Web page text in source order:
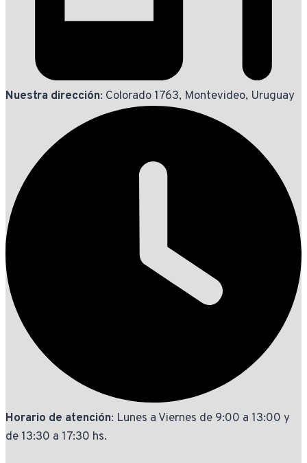
Nuestra dirección: Colorado 1763, Montevideo, Uruguay
Horario de atención: Lunes a Viernes de 9:00 a 13:00 y
de 13:30 a 17:30 hs.